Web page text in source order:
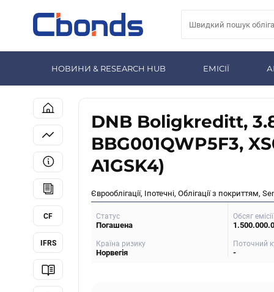
НОВИНИ & RESEARCH HUB ЕМІСІЇ
CF
IFRS
DNB Boligkreditt,
BBG001QWP5F3,
A1GSK4)
Єврооблігації, Іпотечні, Облігації з покриттям,
Статус
Погашена
Обсяг емісії
Країна ризику
Норвегія
Поточний
-